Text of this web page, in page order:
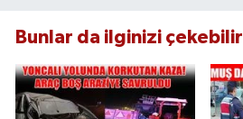
Bunlar da ilginizi çekebilir